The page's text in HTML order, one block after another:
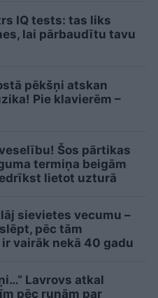
IQ tests: tas liks
lai pārbaudītu tavu
pēkšņi atskan
Pie klavierēm –
Šos pārtikas
termiņa beigām
lietot uzturā
sievietes vecumu –
pēc tām
vairāk nekā 40 gadu
Lavrovs atkal
pēc runām par